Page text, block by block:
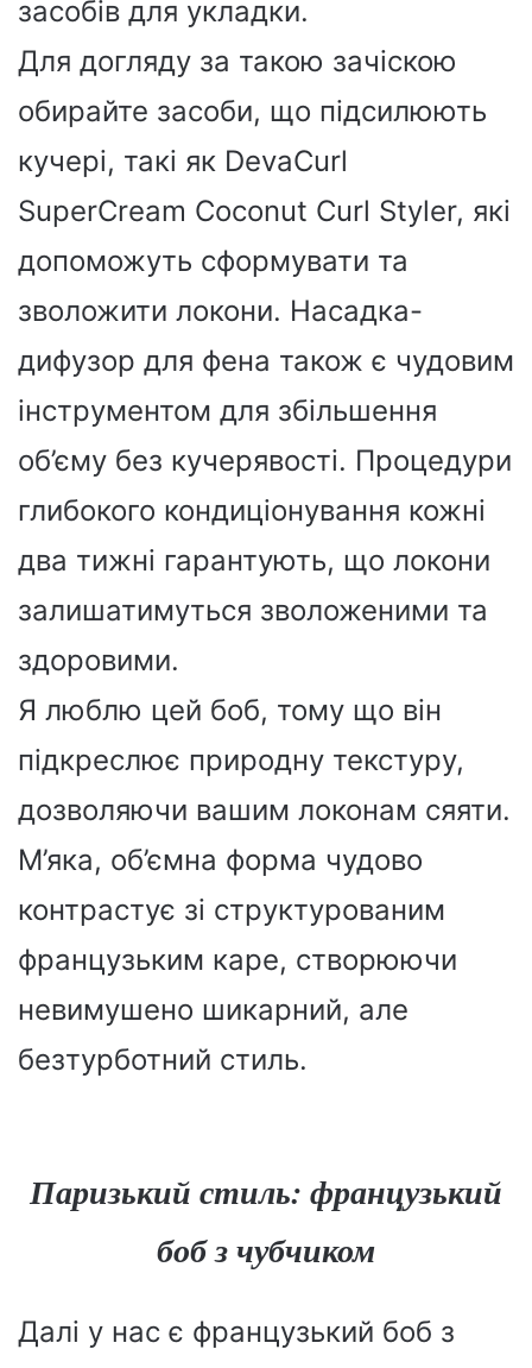
засобів для укладки.
Для догляду за такою зачіскою
обирайте засоби, що підсилюють
кучері, такі як DevaCurl
SuperCream Coconut Curl Styler, які
допоможуть сформувати та
зволожити локони. Насадка-
дифузор для фена також є чудовим
інструментом для збільшення
об’єму без кучерявості. Процедури
глибокого кондиціонування кожні
два тижні гарантують, що локони
залишатимуться зволоженими та
здоровими.
Я люблю цей боб, тому що він
підкреслює природну текстуру,
дозволяючи вашим локонам сяяти.
М’яка, об’ємна форма чудово
контрастує зі структурованим
французьким каре, створюючи
невимушено шикарний, але
безтурботний стиль.
Паризький стиль: французький
боб з чубчиком
Далі у нас є французький боб з